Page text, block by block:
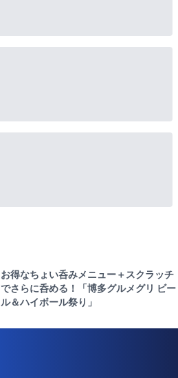
お得なちょい呑みメニュー＋スクラッチ
でさらに呑める！「博多グルメグリ ビー
ル＆ハイボール祭り」